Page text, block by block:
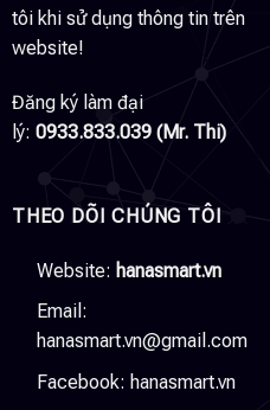
tôi khi sử dụng thông tin trên
website!
Đăng ký làm đại
lý: 0933.833.039 (Mr. Thi)
THEO DÕI CHÚNG TÔI
Website: hanasmart.vn
Email:
hanasmart.vn@gmail.com
Facebook: hanasmart.vn